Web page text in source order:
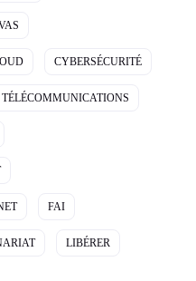
CYBERSÉCURITÉ
FAI
LIBÉRER